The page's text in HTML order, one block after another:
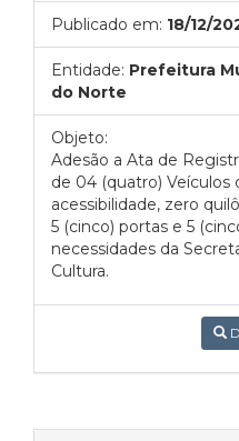
Publicado em: 18/12/
Entidade: Prefeitura
do Norte
Objeto:
Adesão a Ata de
de 04 (quatro) Veículos
acessibilidade, zero
5 (cinco) portas e 5
necessidades da
Cultura.